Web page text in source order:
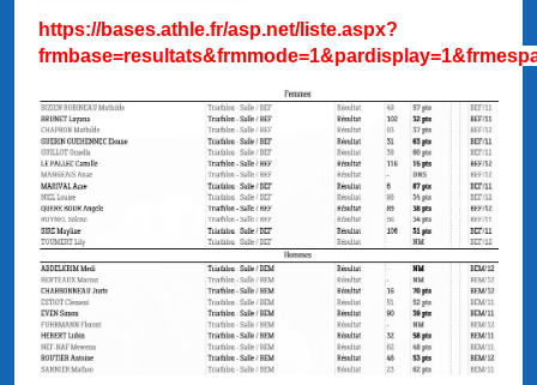
https://bases.athle.fr/asp.net/liste.aspx?